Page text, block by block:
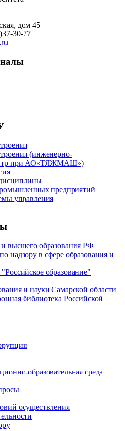
дом 45
30-77
(инженерно-
при АО«ТЯЖМАШ»)
предприятий
управления
высшего образования РФ
надзору в сфере образования и
образование"
и науки Самарской области
библиотека Российской
образовательная среда
осуществления